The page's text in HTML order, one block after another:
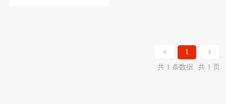
1
共 1 条数据
共 1 页